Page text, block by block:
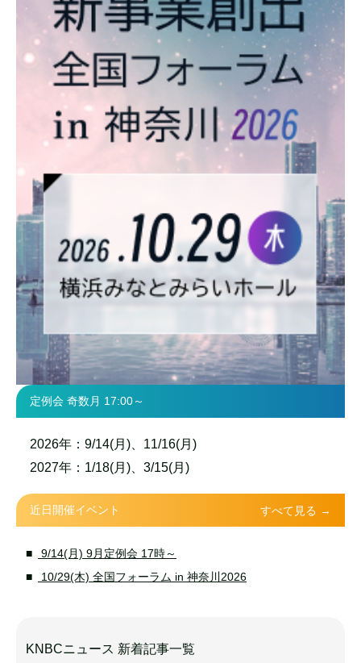
定例会 奇数月 17:00～
2026年：9/14(月)、11/16(月)
2027年：1/18(月)、3/15(月)
近日開催イベント すべて見る →
9/14(月) 9月定例会 17時～
10/29(木) 全国フォーラム in 神奈川2026
KNBCニュース 新着記事一覧